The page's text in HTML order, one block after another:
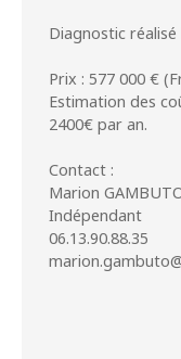
Diagnostic réalisé
Prix : 577 000 €
Estimation des
2400€ par an.
Contact :
Marion
Indépendant
06.13.90.88.35